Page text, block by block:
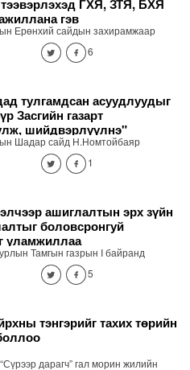
бодлогыг тууштай хэрэгжүүлж
ГХЯ, ЗТЯ, БХЯ
гэв
Ерөнхий сайдын захирамжаар
шатахууны хангамж,
тогтворжуулах шуурхай штаб өдөр
газрууд ажлын үр дүнгээ
чиглэлийг өглөө.
6
тулгамдсан асуудлуудыг
Засгийн газарт
шийдвэрлүүлнэ"
Шадар сайд Н.Номтойбаяр
Дундговь аймагт ажиллалаа.
10 дугаар албан даалгавар,
Өмнөговь аймагт байгаль
358 зөрчил илрүүлж, 200
байна.
1
ашиглалтын эрх зүйн
боловсронгуй
уламжиллаа
Тамгын газрын I байранд
парламент" танхимд өнөөдөр
Улсын Их Хурлын гишүүн
5
тэнгэрийг тахих төрийн
дарагч” гал морин жилийн